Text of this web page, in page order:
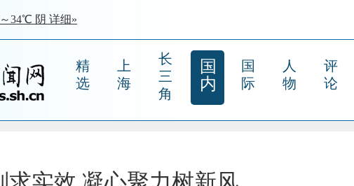
精
选
上
海
长
三
角
国
内
国
际
人
物
评
论